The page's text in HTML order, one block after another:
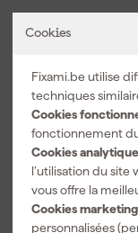
Cookies
Fixami.be utilise
techniques
Cookies
fonctionnement
Cookies
l’utilisation du site
vous offre la
Cookies
personnalisées
Matador
Mechanic
Meijer Tools
Milwaukee